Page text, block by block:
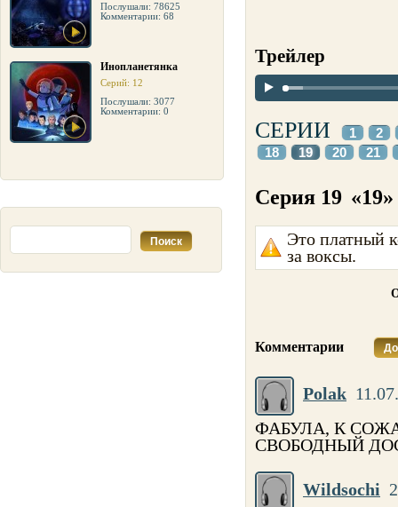
Послушали: 78625
Комментарии: 68
Инопланетянка
Серий: 12
Послушали: 3077
Комментарии: 0
Трейлер
СЕРИИ 1
2
18
19 20 21
Серия 19 «19»
Это платный
за воксы.
Комментарии
Polak
ФАБУЛА, К
СВОБОДНЫЙ
Wildsochi